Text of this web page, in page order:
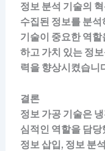
정보 분석 기술의 혁
수집된 정보를 분
기술이 중요한 역
하고 가치 있는 정
력을 향상시켰습니
결론
정보 가공 기술은
심적인 역할을 담
정보 삽입, 정보 분